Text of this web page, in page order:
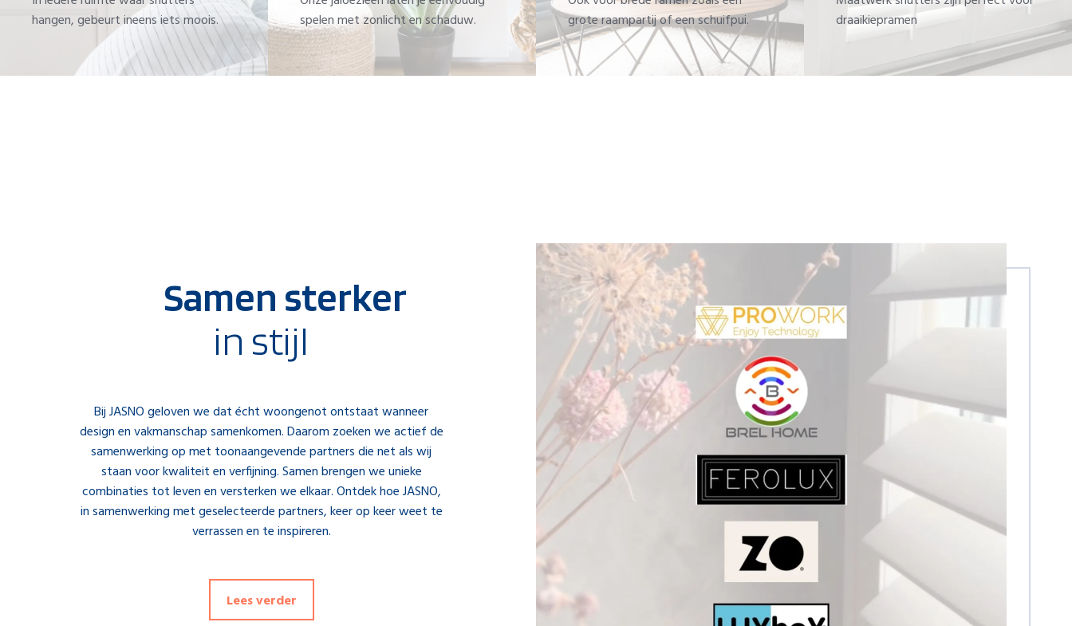
hangen, gebeurt ineens iets moois.
spelen met zonlicht en schaduw.
grote raampartij of een schuifpui.
draaikiepramen
Samen sterker
in stijl
Bij JASNO geloven we dat écht woongenot ontstaat wanneer
design en vakmanschap samenkomen. Daarom zoeken we actief de
samenwerking op met toonaangevende partners die net als wij
staan voor kwaliteit en verfijning. Samen brengen we unieke
combinaties tot leven en versterken we elkaar. Ontdek hoe JASNO,
in samenwerking met geselecteerde partners, keer op keer weet te
verrassen en te inspireren.
Lees verder